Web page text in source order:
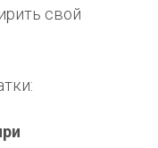
свой